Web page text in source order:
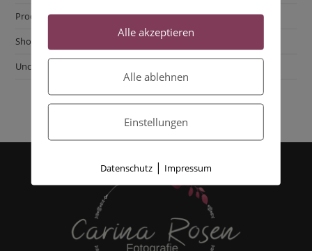
Produkte
Shooting
Uncategorized
Alle akzeptieren
Alle ablehnen
Einstellungen
Datenschutz| Impressum